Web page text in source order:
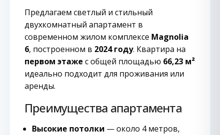
Предлагаем светлый и стильный
двухкомнатный апартамент в
современном жилом комплексе Magnolia
6, построенном в 2024 году. Квартира на
первом этаже с общей площадью 66,23 м²
идеально подходит для проживания или
аренды.
Преимущества апартамента
Высокие потолки — около 4 метров,